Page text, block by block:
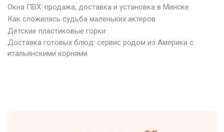
Окна ПВХ: продажа, доставка и установка в Минске
Как сложилась судьба маленьких актеров
Детские пластиковые горки
Доставка готовых блюд: сервис родом из Америки с
итальянскими корнями